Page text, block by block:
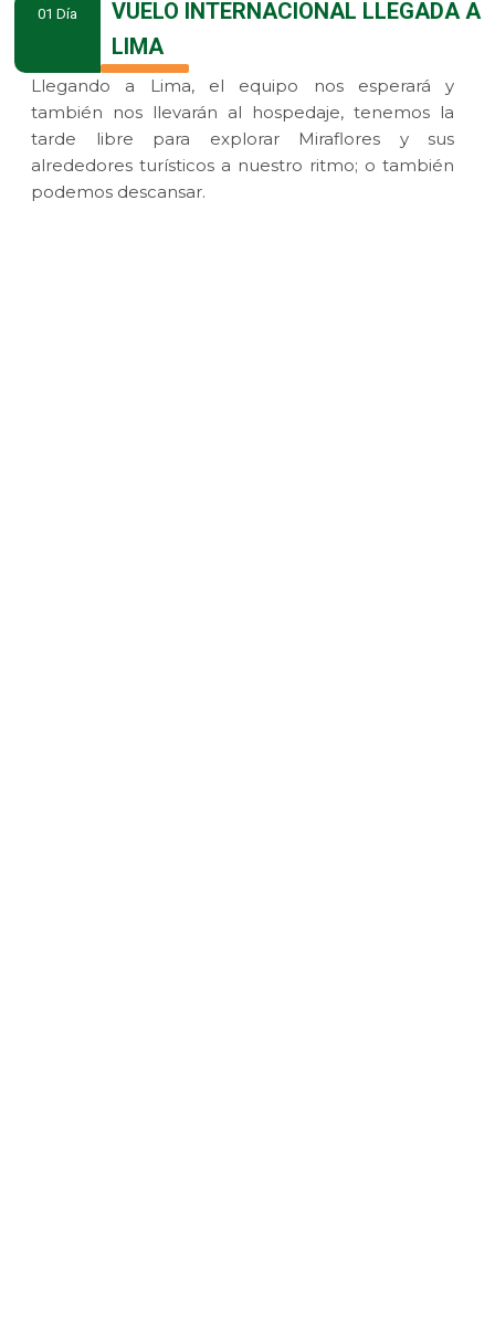
01 Día
VUELO INTERNACIONAL LLEGADA A
LIMA
Llegando a Lima, el equipo nos esperará y
también nos llevarán al hospedaje, tenemos la
tarde libre para explorar Miraflores y sus
alrededores turísticos a nuestro ritmo; o también
podemos descansar.